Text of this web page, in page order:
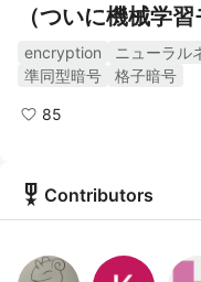
（ついに機械学
について言及し
encryption ニューラル
準同型暗号
格子暗号
85
military_tech Contributors